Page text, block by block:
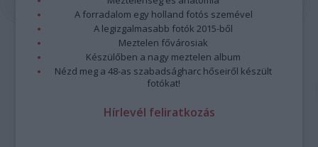
A forradalom egy holland fotós szemével
A legizgalmasabb fotók 2015-ből
Meztelen fővárosiak
Készülőben a nagy meztelen album
Nézd meg a 48-as szabadságharc hőseiről készült
fotókat!
Hírlevél feliratkozás